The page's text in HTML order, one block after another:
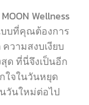
Wellness
บที่คุณต้องการ
วามสงบเงียบ
ด ที่นี่จึงเป็นอีก
ใจในวันหยุด
วันใหม่ต่อไป